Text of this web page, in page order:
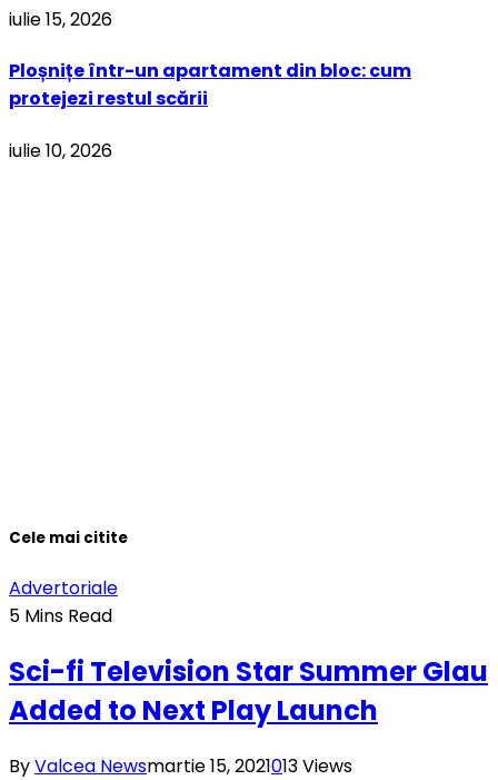
iulie 15, 2026
Ploșnițe într-un apartament din bloc: cum
protejezi restul scării
iulie 10, 2026
Cele mai citite
Advertoriale
5 Mins Read
Sci-fi Television Star Summer Glau
Added to Next Play Launch
ByValcea Newsmartie 15, 2021013Views